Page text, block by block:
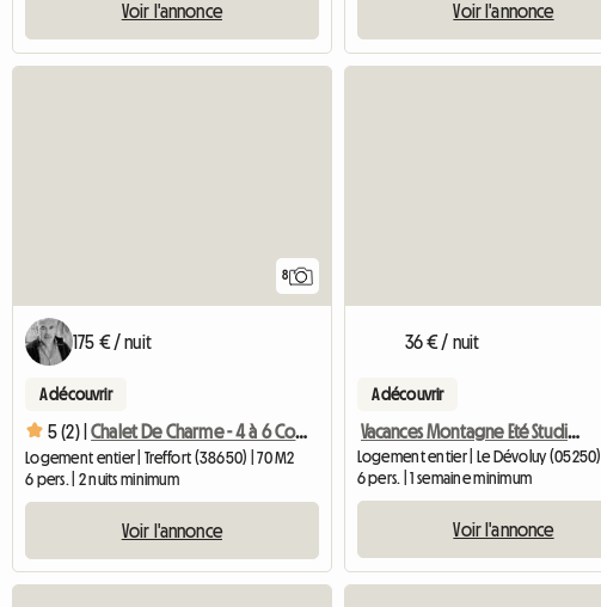
Voir l'annonce Voir l'annonce
8
175 € / nuit
A découvrir
5 (2) | Chalet De Charme - 4 à 6 Couchages à louer
Logement entier | Treffort (38650) | 70 M2
6 pers. | 2 nuits minimum
Voir l'annonce
36 € / nuit
A découvrir
Vacances Montagne Eté Studio T2 T4
Logement entier | Le Dévoluy (05250)
6 pers. | 1 semaine minimum
Voir l'annonce